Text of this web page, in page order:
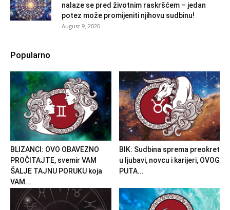
nalaze se pred životnim raskršćem – jedan
potez može promijeniti njihovu sudbinu!
August 9, 2026
Popularno
BLIZANCI: OVO OBAVEZNO
PROČITAJTE, svemir VAM
ŠALJE TAJNU PORUKU koja
VAM...
BIK: Sudbina sprema preokret
u ljubavi, novcu i karijeri, OVOG
PUTA...